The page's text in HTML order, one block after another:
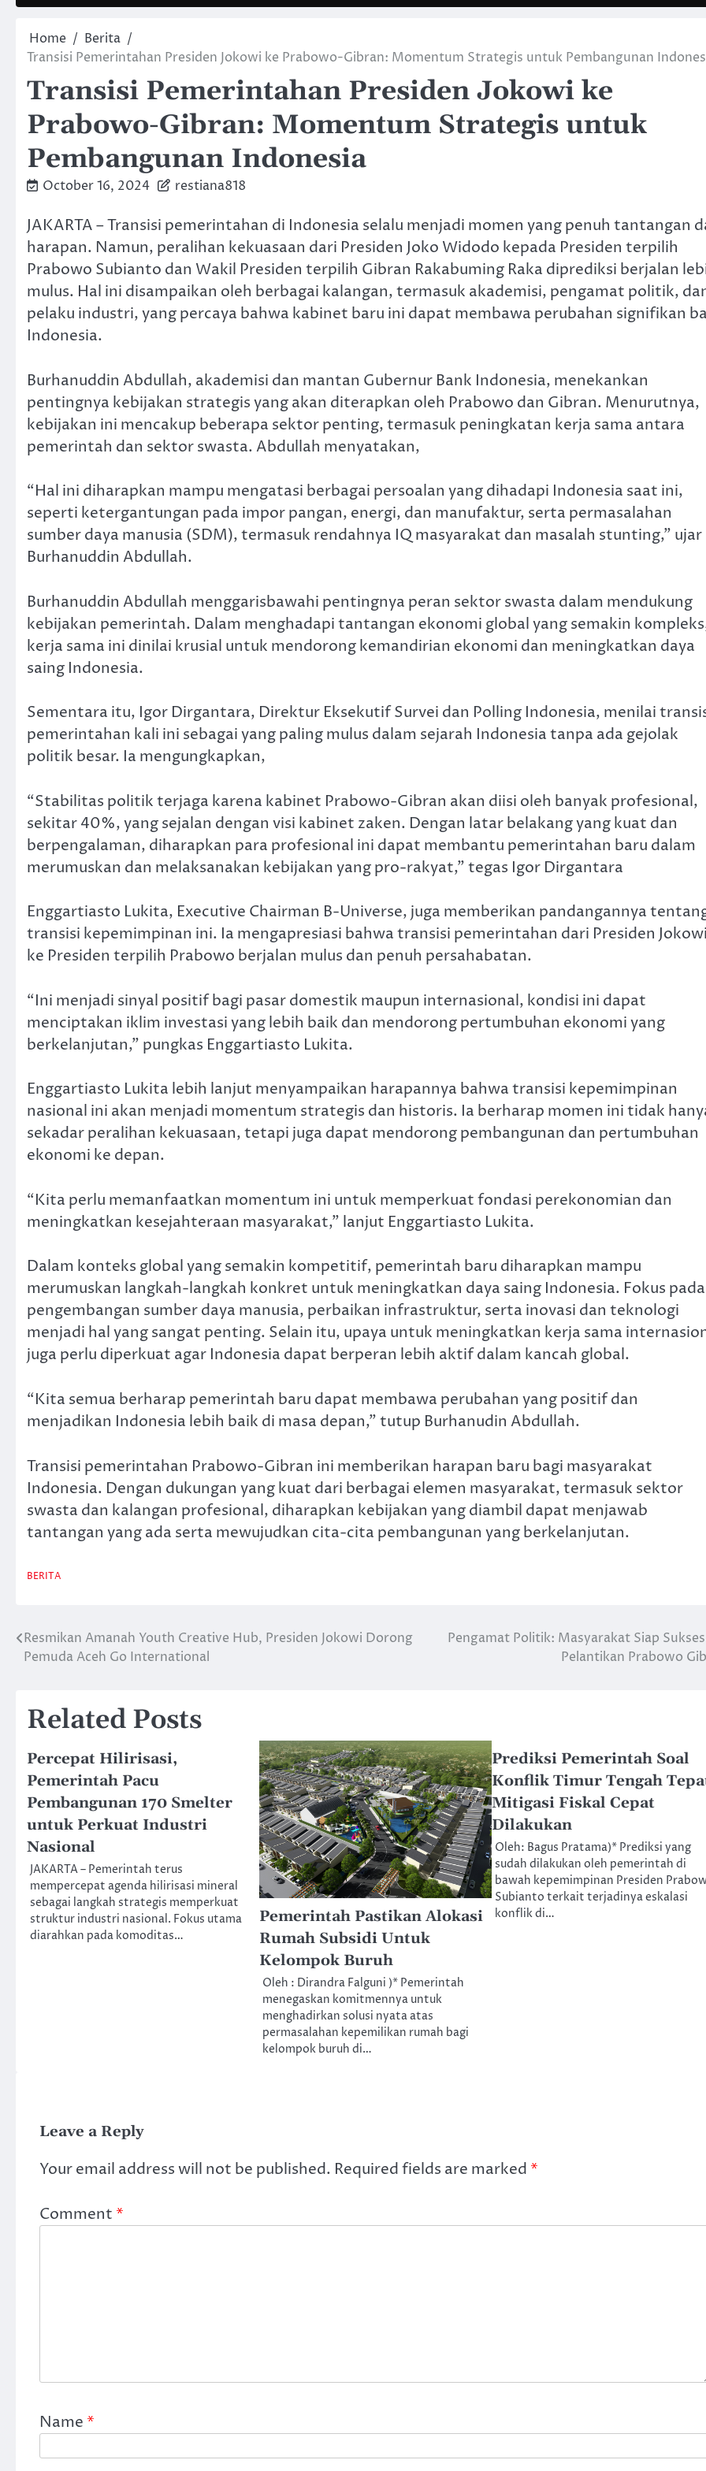
Home
Berita
Transisi Pemerintahan Presiden Jokowi ke Prabowo-Gibran: Momentum Strategis untuk Pembangunan
Transisi Pemerintahan Presiden Jokowi ke
Prabowo-Gibran: Momentum Strategis untuk
Pembangunan Indonesia
October 16, 2024 restiana818
JAKARTA – Transisi pemerintahan di Indonesia selalu menjadi momen yang penuh tantangan
harapan. Namun, peralihan kekuasaan dari Presiden Joko Widodo kepada Presiden terpilih
Prabowo Subianto dan Wakil Presiden terpilih Gibran Rakabuming Raka diprediksi berjalan
mulus. Hal ini disampaikan oleh berbagai kalangan, termasuk akademisi, pengamat politik,
pelaku industri, yang percaya bahwa kabinet baru ini dapat membawa perubahan signifikan
Indonesia.
Burhanuddin Abdullah, akademisi dan mantan Gubernur Bank Indonesia, menekankan
pentingnya kebijakan strategis yang akan diterapkan oleh Prabowo dan Gibran. Menurutnya,
kebijakan ini mencakup beberapa sektor penting, termasuk peningkatan kerja sama antara
pemerintah dan sektor swasta. Abdullah menyatakan,
“Hal ini diharapkan mampu mengatasi berbagai persoalan yang dihadapi Indonesia saat ini,
seperti ketergantungan pada impor pangan, energi, dan manufaktur, serta permasalahan
sumber daya manusia (SDM), termasuk rendahnya IQ masyarakat dan masalah stunting,” ujar
Burhanuddin Abdullah.
Burhanuddin Abdullah menggarisbawahi pentingnya peran sektor swasta dalam mendukung
kebijakan pemerintah. Dalam menghadapi tantangan ekonomi global yang semakin
kerja sama ini dinilai krusial untuk mendorong kemandirian ekonomi dan meningkatkan daya
saing Indonesia.
Sementara itu, Igor Dirgantara, Direktur Eksekutif Survei dan Polling Indonesia, menilai
pemerintahan kali ini sebagai yang paling mulus dalam sejarah Indonesia tanpa ada gejolak
politik besar. Ia mengungkapkan,
“Stabilitas politik terjaga karena kabinet Prabowo-Gibran akan diisi oleh banyak profesional,
sekitar 40%, yang sejalan dengan visi kabinet zaken. Dengan latar belakang yang kuat dan
berpengalaman, diharapkan para profesional ini dapat membantu pemerintahan baru dalam
merumuskan dan melaksanakan kebijakan yang pro-rakyat,” tegas Igor Dirgantara
Enggartiasto Lukita, Executive Chairman B-Universe, juga memberikan pandangannya
transisi kepemimpinan ini. Ia mengapresiasi bahwa transisi pemerintahan dari Presiden Jokowi
ke Presiden terpilih Prabowo berjalan mulus dan penuh persahabatan.
“Ini menjadi sinyal positif bagi pasar domestik maupun internasional, kondisi ini dapat
menciptakan iklim investasi yang lebih baik dan mendorong pertumbuhan ekonomi yang
berkelanjutan,” pungkas Enggartiasto Lukita.
Enggartiasto Lukita lebih lanjut menyampaikan harapannya bahwa transisi kepemimpinan
nasional ini akan menjadi momentum strategis dan historis. Ia berharap momen ini tidak
sekadar peralihan kekuasaan, tetapi juga dapat mendorong pembangunan dan pertumbuhan
ekonomi ke depan.
“Kita perlu memanfaatkan momentum ini untuk memperkuat fondasi perekonomian dan
meningkatkan kesejahteraan masyarakat,” lanjut Enggartiasto Lukita.
Dalam konteks global yang semakin kompetitif, pemerintah baru diharapkan mampu
merumuskan langkah-langkah konkret untuk meningkatkan daya saing Indonesia. Fokus pada
pengembangan sumber daya manusia, perbaikan infrastruktur, serta inovasi dan teknologi
menjadi hal yang sangat penting. Selain itu, upaya untuk meningkatkan kerja sama
juga perlu diperkuat agar Indonesia dapat berperan lebih aktif dalam kancah global.
“Kita semua berharap pemerintah baru dapat membawa perubahan yang positif dan
menjadikan Indonesia lebih baik di masa depan,” tutup Burhanudin Abdullah.
Transisi pemerintahan Prabowo-Gibran ini memberikan harapan baru bagi masyarakat
Indonesia. Dengan dukungan yang kuat dari berbagai elemen masyarakat, termasuk sektor
swasta dan kalangan profesional, diharapkan kebijakan yang diambil dapat menjawab
tantangan yang ada serta mewujudkan cita-cita pembangunan yang berkelanjutan.
BERITA
Post
Resmikan Amanah Youth Creative Hub, Presiden Jokowi Dorong
Pemuda Aceh Go International
Pengamat Politik: Masyarakat Siap
Pelantikan Prabowo
Related Posts
Percepat Hilirisasi,
Pemerintah Pacu
Pembangunan 170 Smelter
untuk Perkuat Industri
Nasional
JAKARTA – Pemerintah terus
mempercepat agenda hilirisasi mineral
sebagai langkah strategis memperkuat
struktur industri nasional. Fokus utama
diarahkan pada komoditas…
Pemerintah Pastikan Alokasi
Rumah Subsidi Untuk
Kelompok Buruh
Oleh : Dirandra Falguni )* Pemerintah
menegaskan komitmennya untuk
menghadirkan solusi nyata atas
permasalahan kepemilikan rumah bagi
kelompok buruh di…
Prediksi Pemerintah Soal
Konflik Timur Tengah
Mitigasi Fiskal Cepat
Dilakukan
Oleh: Bagus Pratama)* Prediksi yang
sudah dilakukan oleh pemerintah di
bawah kepemimpinan Presiden
Subianto terkait terjadinya eskalasi
konflik di…
Leave a Reply
Your email address will not be published. Required fields are marked *
Comment *
Name *